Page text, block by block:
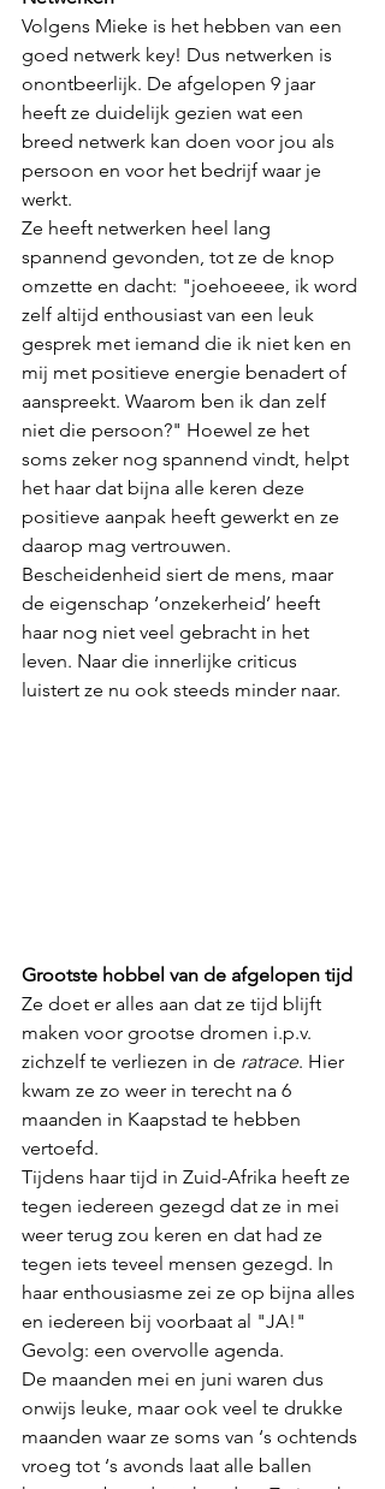
Volgens Mieke is het hebben van een
goed netwerk key! Dus netwerken is
onontbeerlijk. De afgelopen 9 jaar
heeft ze duidelijk gezien wat een
breed netwerk kan doen voor jou als
persoon en voor het bedrijf waar je
werkt.
Ze heeft netwerken heel lang
spannend gevonden, tot ze de knop
omzette en dacht: "joehoeeee, ik word
zelf altijd enthousiast van een leuk
gesprek met iemand die ik niet ken en
mij met positieve energie benadert of
aanspreekt. Waarom ben ik dan zelf
niet die persoon?" Hoewel ze het
soms zeker nog spannend vindt, helpt
het haar dat bijna alle keren deze
positieve aanpak heeft gewerkt en ze
daarop mag vertrouwen.
Bescheidenheid siert de mens, maar
de eigenschap ‘onzekerheid’ heeft
haar nog niet veel gebracht in het
leven. Naar die innerlijke criticus
luistert ze nu ook steeds minder naar.
Grootste hobbel van de afgelopen tijd
Ze doet er alles aan dat ze tijd blijft
maken voor grootse dromen i.p.v.
zichzelf te verliezen in de ratrace. Hier
kwam ze zo weer in terecht na 6
maanden in Kaapstad te hebben
vertoefd.
Tijdens haar tijd in Zuid-Afrika heeft ze
tegen iedereen gezegd dat ze in mei
weer terug zou keren en dat had ze
tegen iets teveel mensen gezegd. In
haar enthousiasme zei ze op bijna alles
en iedereen bij voorbaat al "JA!"
Gevolg: een overvolle agenda.
De maanden mei en juni waren dus
onwijs leuke, maar ook veel te drukke
maanden waar ze soms van ‘s ochtends
vroeg tot ‘s avonds laat alle ballen